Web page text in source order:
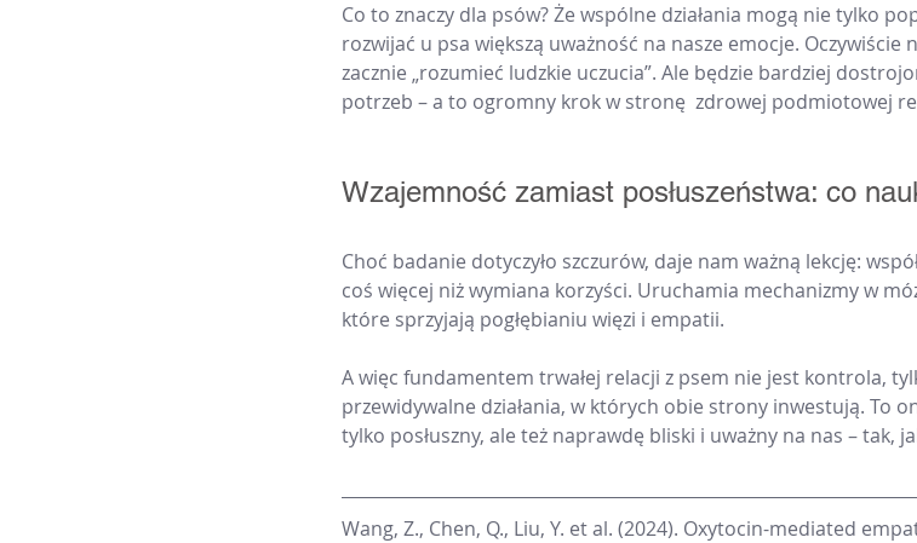
Co to znaczy dla psów? Że wspólne działania mogą nie tylko
rozwijać u psa większą uważność na nasze emocje. Oczywiście
zacznie „rozumieć ludzkie uczucia”. Ale będzie bardziej
potrzeb – a to ogromny krok w stronę  zdrowej podmiotowej
Wzajemność zamiast posłuszeństwa: co
Choć badanie dotyczyło szczurów, daje nam ważną lekcję:
coś więcej niż wymiana korzyści. Uruchamia mechanizmy w
które sprzyjają pogłębianiu więzi i empatii.
A więc fundamentem trwałej relacji z psem nie jest kontrola,
przewidywalne działania, w których obie strony inwestują. To
tylko posłuszny, ale też naprawdę bliski i uważny na nas – tak,
Wang, Z., Chen, Q., Liu, Y. et al. (2024). Oxytocin-mediated